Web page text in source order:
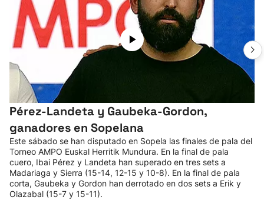
Pérez-Landeta y Gaubeka-Gordon,
ganadores en Sopelana
Este sábado se han disputado en Sopela las finales de pala del
Torneo AMPO Euskal Herritik Mundura. En la final de pala
cuero, Ibai Pérez y Landeta han superado en tres sets a
Madariaga y Sierra (15-14, 12-15 y 10-8). En la final de pala
corta, Gaubeka y Gordon han derrotado en dos sets a Erik y
Olazabal (15-7 y 15-11).